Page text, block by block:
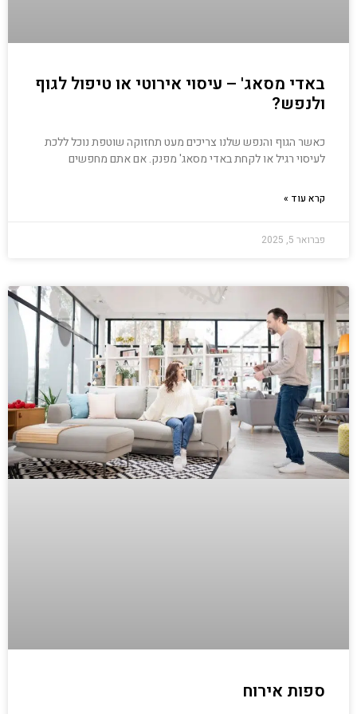
באדי מסאג' – עיסוי אירוטי או טיפול לגוף
ולנפש?
כאשר הגוף והנפש שלנו צריכים מעט תחזוקה שוטפת נוכל ללכת
לעיסוי רגיל או לקחת באדי מסאג' מפנק. אם אתם מחפשים
קרא עוד »
פברואר 5, 2025
ספות אירוח